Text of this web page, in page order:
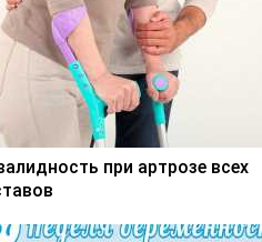
при артрозе всех